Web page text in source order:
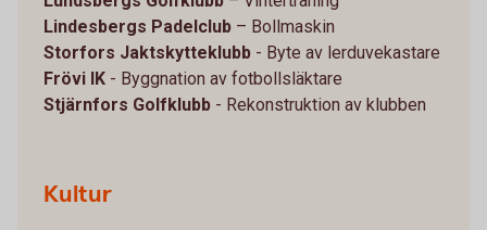
Lindesbergs Padelclub – Bollmaskin
Storfors Jaktskytteklubb - Byte av lerduvekastare
Frövi IK - Byggnation av fotbollsläktare
Stjärnfors Golfklubb - Rekonstruktion av klubben
Kultur